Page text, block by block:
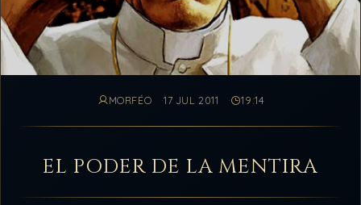
MORFÉO 17 JUL 2011 19:14
EL PODER DE LA MENTIRA